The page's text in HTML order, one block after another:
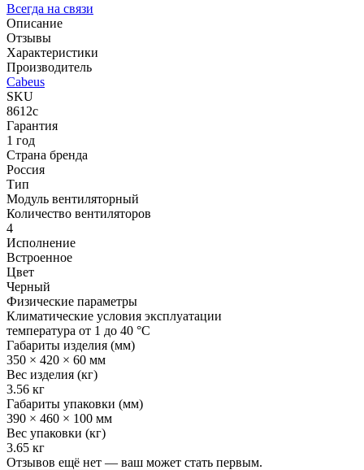
Всегда на связи
Описание
Отзывы
Характеристики
Производитель
Cabeus
SKU
8612c
Гарантия
1 год
Страна бренда
Россия
Тип
Модуль вентиляторный
Количество вентиляторов
4
Исполнение
Встроенное
Цвет
Черный
Физические параметры
Климатические условия эксплуатации
температура от 1 до 40 °C
Габариты изделия (мм)
350 × 420 × 60 мм
Вес изделия (кг)
3.56 кг
Габариты упаковки (мм)
390 × 460 × 100 мм
Вес упаковки (кг)
3.65 кг
Отзывов ещё нет — ваш может стать первым.